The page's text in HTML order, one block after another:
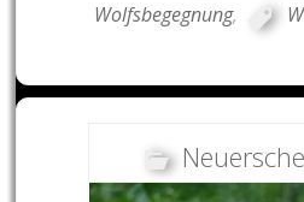
Wolfsbegegnung,